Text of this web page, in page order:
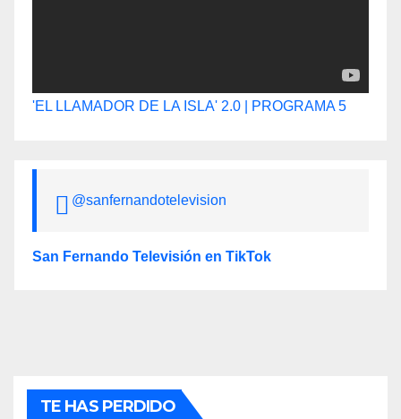
'EL LLAMADOR DE LA ISLA' 2.0 | PROGRAMA 5
@sanfernandotelevision
San Fernando Televisión en TikTok
TE HAS PERDIDO